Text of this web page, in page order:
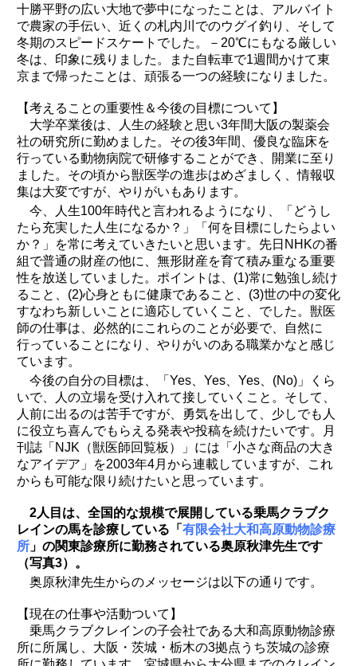
十勝平野の広い大地で夢中になったことは、アルバイト
で農家の手伝い、近くの札内川でのウグイ釣り、そして
冬期のスピードスケートでした。－20℃にもなる厳しい
冬は、印象に残りました。また自転車で1週間かけて東
京まで帰ったことは、頑張る一つの経験になりました。
【考えることの重要性＆今後の目標について】
大学卒業後は、人生の経験と思い3年間大阪の製薬会
社の研究所に勤めました。その後3年間、優良な臨床を
行っている動物病院で研修することができ、開業に至り
ました。その頃から獣医学の進歩はめざましく、情報収
集は大変ですが、やりがいもあります。
今、人生100年時代と言われるようになり、「どうし
たら充実した人生になるか？」「何を目標にしたらよい
か？」を常に考えていきたいと思います。先日NHKの番
組で普通の財産の他に、無形財産を育て積み重なる重要
性を放送していました。ポイントは、(1)常に勉強し続け
ること、(2)心身ともに健康であること、(3)世の中の変化
すなわち新しいことに適応していくこと、でした。獣医
師の仕事は、必然的にこれらのことが必要で、自然に
行っていることになり、やりがいのある職業かなと感じ
ています。
今後の自分の目標は、「Yes、Yes、Yes、(No)」くら
いで、人の立場を受け入れて接していくこと。そして、
人前に出るのは苦手ですが、勇気を出して、少しでも人
に役立ち喜んでもらえる発表や投稿を続けたいです。月
刊誌「NJK（獣医師回覧板）」には「小さな商品の大き
なアイデア」を2003年4月から連載していますが、これ
からも可能な限り続けたいと思っています。
2人目は、全国的な規模で展開している乗馬クラブク
レインの馬を診療している「 有限会社大和高原動物診療
所 」の関東診療所に勤務されている奥原秋津先生です
（写真3）。
奥原秋津先生からのメッセージは以下の通りです。
【現在の仕事や活動ついて】
乗馬クラブクレインの子会社である大和高原動物診療
所に所属し、大阪・茨城・栃木の3拠点うち茨城の診療